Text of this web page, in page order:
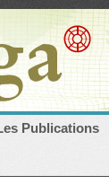
Publications